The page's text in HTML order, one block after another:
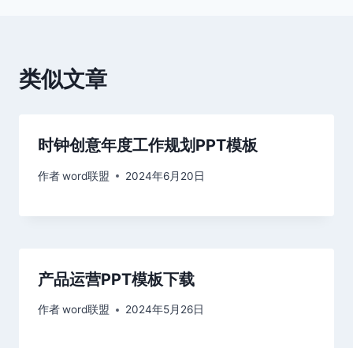
类似文章
时钟创意年度工作规划PPT模板
作者word联盟 2024年6月20日
产品运营PPT模板下载
作者word联盟 2024年5月26日